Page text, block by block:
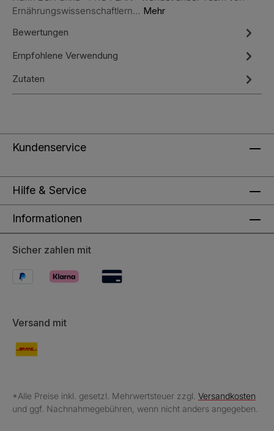
Ernährungswissenschaftlern… Mehr
Bewertungen
Empfohlene Verwendung
Zutaten
Kundenservice
Hilfe & Service
Informationen
*Alle Preise inkl. gesetzl. Mehrwertsteuer zzgl. Versandkosten
und ggf. Nachnahmegebühren, wenn nicht anders angegeben.
Sicher zahlen mit
Versand mit